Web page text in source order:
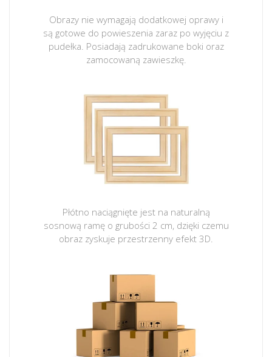
Obrazy nie wymagają dodatkowej oprawy i
są gotowe do powieszenia zaraz po wyjęciu z
pudełka. Posiadają zadrukowane boki oraz
zamocowaną zawieszkę.
Płótno naciągnięte jest na naturalną
sosnową ramę o grubości 2 cm, dzięki czemu
obraz zyskuje przestrzenny efekt 3D.